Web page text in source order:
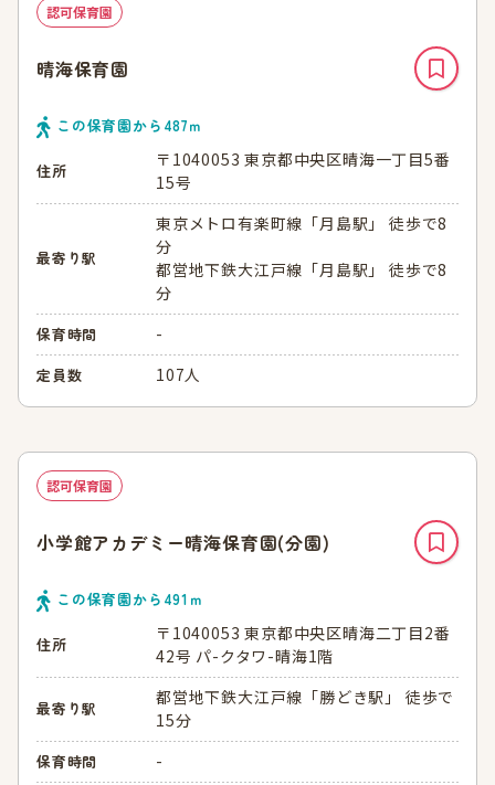
認可保育園
晴海保育園
この保育園から 487ｍ
住所
〒1040053 東京都中央区晴海一丁目5番
15号
最寄り駅
東京メトロ有楽町線「月島駅」 徒歩で8
分
都営地下鉄大江戸線「月島駅」 徒歩で8
分
保育時間 -
定員数 107人
認可保育園
小学館アカデミー晴海保育園(分園)
この保育園から 491 ｍ
住所
〒1040053 東京都中央区晴海二丁目2番
42号 パ-クタワ-晴海1階
最寄り駅
都営地下鉄大江戸線「勝どき駅」 徒歩で
15分
保育時間 -